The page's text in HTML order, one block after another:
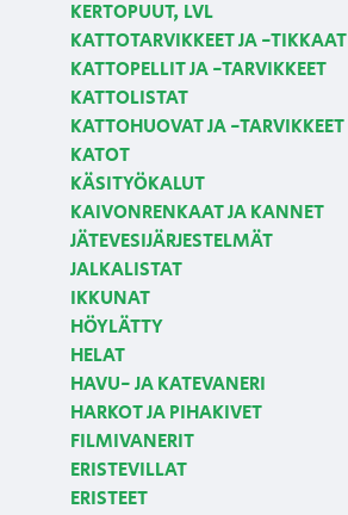
KERTOPUUT, LVL
KATTOTARVIKKEET JA -TIKKAAT
KATTOPELLIT JA -TARVIKKEET
KATTOLISTAT
KATTOHUOVAT JA -TARVIKKEET
KATOT
KÄSITYÖKALUT
KAIVONRENKAAT JA KANNET
JÄTEVESIJÄRJESTELMÄT
JALKALISTAT
IKKUNAT
HÖYLÄTTY
HELAT
HAVU- JA KATEVANERI
HARKOT JA PIHAKIVET
FILMIVANERIT
ERISTEVILLAT
ERISTEET